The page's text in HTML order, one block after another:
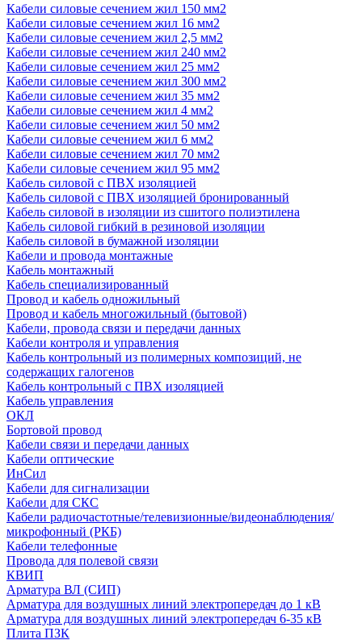
Кабели силовые сечением жил 150 мм2
Кабели силовые сечением жил 16 мм2
Кабели силовые сечением жил 2,5 мм2
Кабели силовые сечением жил 240 мм2
Кабели силовые сечением жил 25 мм2
Кабели силовые сечением жил 300 мм2
Кабели силовые сечением жил 35 мм2
Кабели силовые сечением жил 4 мм2
Кабели силовые сечением жил 50 мм2
Кабели силовые сечением жил 6 мм2
Кабели силовые сечением жил 70 мм2
Кабели силовые сечением жил 95 мм2
Кабель силовой с ПВХ изоляцией
Кабель силовой с ПВХ изоляцией бронированный
Кабель силовой в изоляции из сшитого полиэтилена
Кабель силовой гибкий в резиновой изоляции
Кабель силовой в бумажной изоляции
Кабели и провода монтажные
Кабель монтажный
Кабель специализированный
Провод и кабель одножильный
Провод и кабель многожильный (бытовой)
Кабели, провода связи и передачи данных
Кабели контроля и управления
Кабель контрольный из полимерных композиций, не
содержащих галогенов
Кабель контрольный с ПВХ изоляцией
Кабель управления
ОКЛ
Бортовой провод
Кабели связи и передачи данных
Кабели оптические
ИнСил
Кабели для сигнализации
Кабели для СКС
Кабели радиочастотные/телевизионные/видеонаблюдения/
микрофонный (РКБ)
Кабели телефонные
Провода для полевой связи
КВИП
Арматура ВЛ (СИП)
Арматура для воздушных линий электропередач до 1 кВ
Арматура для воздушных линий электропередач 6-35 кВ
Плита ПЗК